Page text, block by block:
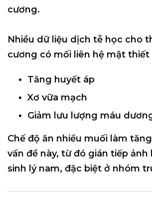
cương.
Nhiều dữ liệu dịch tễ học cho
cương có mối liên hệ mật thiết
Tăng huyết áp
Xơ vữa mạch
Giảm lưu lượng máu
Chế độ ăn nhiều muối làm
vấn đề này, từ đó gián tiếp ảnh
sinh lý nam, đặc biệt ở nhóm